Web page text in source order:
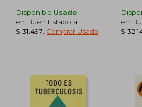
Rápido
Disponible Usado
en Buen Estado a
$ 31.497
Comprar Usado
en
$